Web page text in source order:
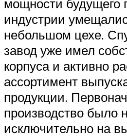
мощности будущего
индустрии
небольшом цехе.
завод уже имел
корпуса и активно
ассортимент
продукции.
производство было
исключительно на